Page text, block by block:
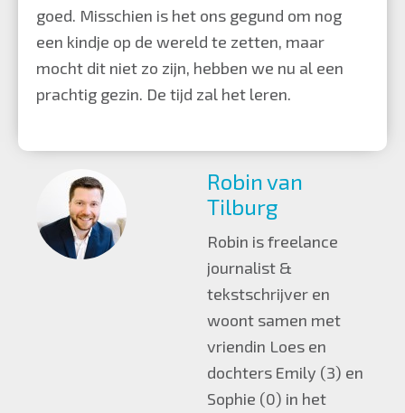
goed. Misschien is het ons gegund om nog
een kindje op de wereld te zetten, maar
mocht dit niet zo zijn, hebben we nu al een
prachtig gezin. De tijd zal het leren.
Robin van
Tilburg
Robin is freelance
journalist &
tekstschrijver en
woont samen met
vriendin Loes en
dochters Emily (3) en
Sophie (0) in het